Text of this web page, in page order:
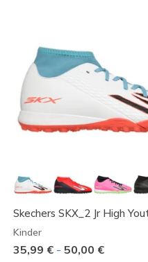
Skechers SKX_2 Jr High
Kinder
35,99 € - 50,00 €